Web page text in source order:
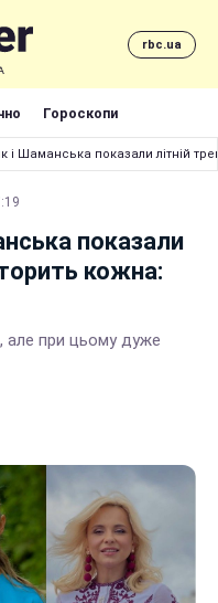
rbc.ua
Гороскопи
і Шаманська показали літній
показали
кожна:
але при цьому дуже